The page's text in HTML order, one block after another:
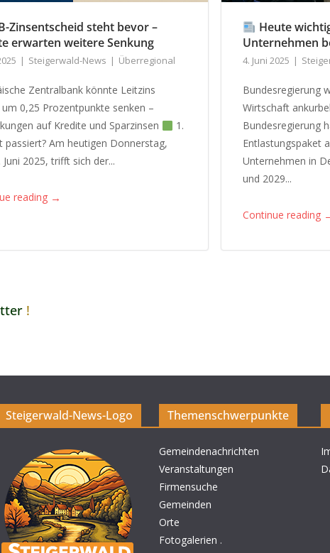
Zinsentscheid steht bevor –
erwarten weitere Senkung
Steigerwald-News Überregional
Zentralbank könnte Leitzins
0,25 Prozentpunkte senken –
auf Kredite und Sparzinsen
1.
passiert? Am heutigen Donnerstag,
Juni 2025, trifft sich der...
reading →
Heute
Unternehmen
4. Juni 2025
Bundesregierung
Wirtschaft
Bundesregierung
Entlastungspaket
Unternehmen in
und 2029...
Continue reading
!
Steigerwald-News-Logo Themenschwerpunkte
Gemeindenachrichten
Veranstaltungen
Firmensuche
Gemeinden
Orte
Fotogalerien .